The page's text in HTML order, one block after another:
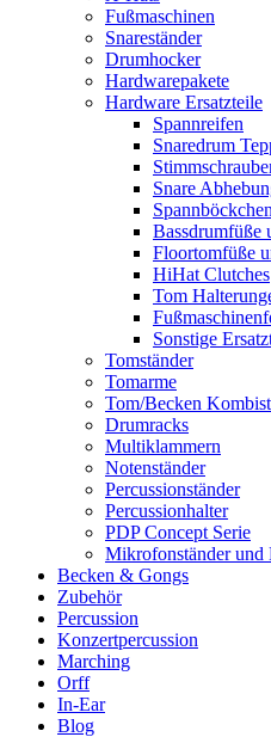
Fußmaschinen
Snareständer
Drumhocker
Hardwarepakete
Hardware Ersatzteile
Spannreifen
Snaredrum
Snare
Bassdrumfüße
Floortomfüße
HiHat Clutches
Tom
Sonstige
Tomständer
Tomarme
Tom/Becken
Drumracks
Multiklammern
Notenständer
Percussionständer
Percussionhalter
PDP Concept Serie
Mikrofonständer und
Becken & Gongs
Zubehör
Percussion
Konzertpercussion
Marching
Orff
In-Ear
Blog